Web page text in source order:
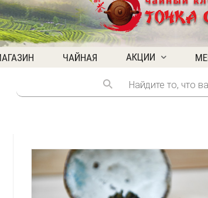
ЧАЙНАЯ АКЦИИ